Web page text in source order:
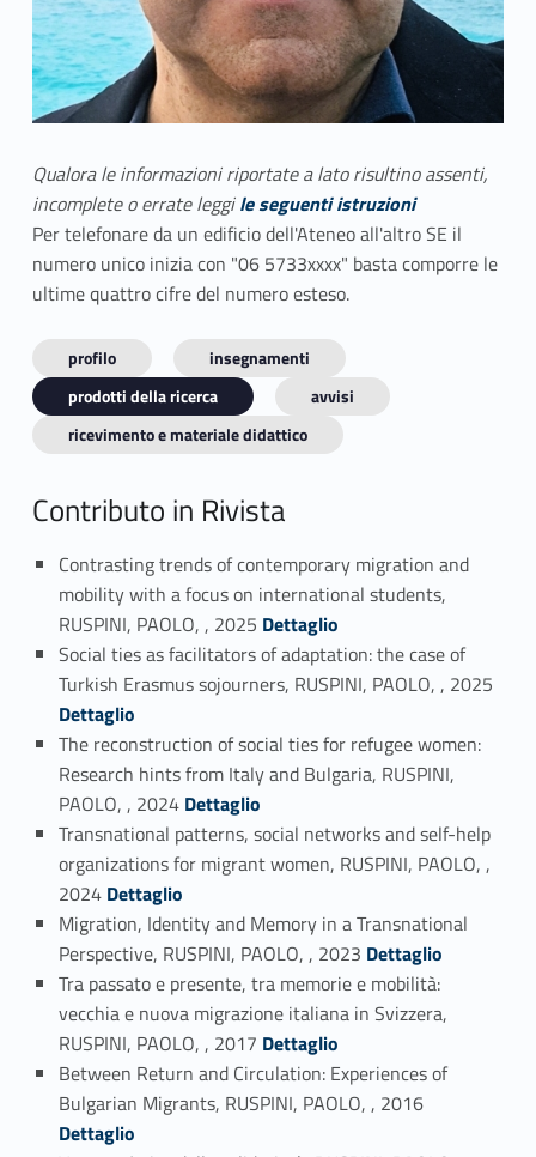
Qualora le informazioni riportate a lato risultino assenti,
incomplete o errate leggile seguenti istruzioni
Per telefonare da un edificio dell'Ateneo all'altro SE il
numero unico inizia con "06 5733xxxx" basta comporre le
ultime quattro cifre del numero esteso.
profilo
insegnamenti
prodotti della ricerca
avvisi
ricevimento e materiale didattico
Contributo in Rivista
Contrasting trends of contemporary migration and
mobility with a focus on international students,
RUSPINI, PAOLO, , 2025 Link identifier #identifier_person_53244-1Dettaglio
Social ties as facilitators of adaptation: the case of
Turkish Erasmus sojourners, RUSPINI, PAOLO, , 2025
Dettaglio
The reconstruction of social ties for refugee women:
Research hints from Italy and Bulgaria, RUSPINI,
PAOLO, , 2024 Link identifier #identifier_person_7243-3Dettaglio
Transnational patterns, social networks and self-help
organizations for migrant women, RUSPINI, PAOLO, ,
2024 Link identifier #identifier_person_81948-4Dettaglio
Migration, Identity and Memory in a Transnational
Perspective, RUSPINI, PAOLO, , 2023 Link identifier #identifier_person_193143-5Dettaglio
Tra passato e presente, tra memorie e mobilità:
vecchia e nuova migrazione italiana in Svizzera,
RUSPINI, PAOLO, , 2017 Link identifier #identifier_person_147616-6Dettaglio
Between Return and Circulation: Experiences of
Bulgarian Migrants, RUSPINI, PAOLO, , 2016
Dettaglio